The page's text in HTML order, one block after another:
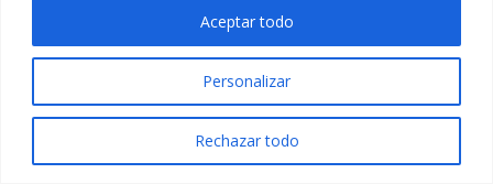
Personalizar
Rechazar todo
Aceptar todo